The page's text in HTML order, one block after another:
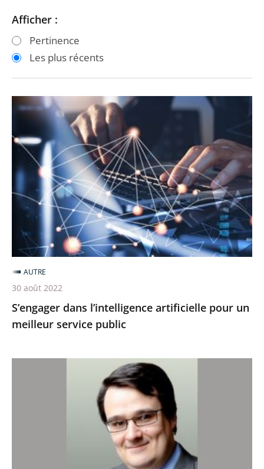
Passer
les
filtres
après
Passer
les
filtres
avant
Afficher :
Pertinence
Les plus récents
S’engager
dans
l’intelligence
artificielle
pour
meilleur
service
public
S’engager dans l’intelligence artificielle pour un
meilleur service public
AUTRE
30 août 2022